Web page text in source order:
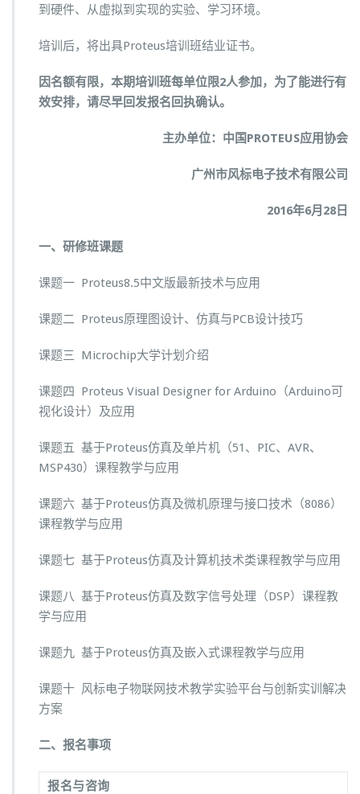
到硬件、从虚拟到实现的实验、学习环境。
培训后，将出具Proteus培训班结业证书。
因名额有限，本期培训班每单位限2人参加，为了能进行有
效安排，请尽早回发报名回执确认。
主办单位： 中国PROTEUS应用协会
广州市风标电子技术有限公司
2016年6月 28日
一、 研修班课题
课题一 Proteus8.5中文版最新技术与应用
课题二 Proteus原理图设计、仿真与PCB设计技巧
课题三 Microchip大学计划介绍
课题四 Proteus Visual Designer for Arduino（Arduino可
视化设计）及应用
课题五 基于Proteus仿真及单片机（51、PIC、AVR、
MSP430）课程教学与应用
课题六 基于Proteus仿真及微机原理与接口技术（8086）
课程教学与应用
课题七 基于Proteus仿真及计算机技术类课程教学与应用
课题八 基于Proteus仿真及数字信号处理（DSP）课程教
学与应用
课题九 基于Proteus仿真及嵌入式课程教学与应用
课题十 风标电子物联网技术教学实验平台与创新实训解决
方案
二、报名事项
报名与咨询